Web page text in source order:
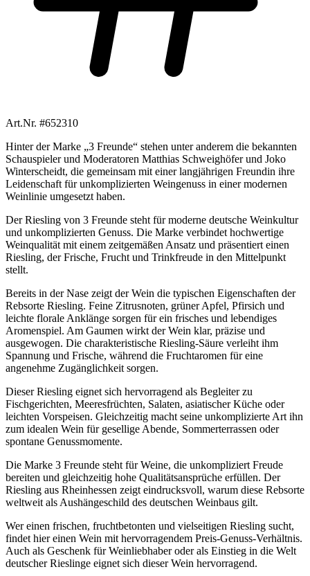
Art.Nr. #652310
Hinter der Marke „3 Freunde“ stehen unter anderem die bekannten
Schauspieler und Moderatoren Matthias Schweighöfer und Joko
Winterscheidt, die gemeinsam mit einer langjährigen Freundin ihre
Leidenschaft für unkomplizierten Weingenuss in einer modernen
Weinlinie umgesetzt haben.
Der Riesling von 3 Freunde steht für moderne deutsche Weinkultur
und unkomplizierten Genuss. Die Marke verbindet hochwertige
Weinqualität mit einem zeitgemäßen Ansatz und präsentiert einen
Riesling, der Frische, Frucht und Trinkfreude in den Mittelpunkt
stellt.
Bereits in der Nase zeigt der Wein die typischen Eigenschaften der
Rebsorte Riesling. Feine Zitrusnoten, grüner Apfel, Pfirsich und
leichte florale Anklänge sorgen für ein frisches und lebendiges
Aromenspiel. Am Gaumen wirkt der Wein klar, präzise und
ausgewogen. Die charakteristische Riesling-Säure verleiht ihm
Spannung und Frische, während die Fruchtaromen für eine
angenehme Zugänglichkeit sorgen.
Dieser Riesling eignet sich hervorragend als Begleiter zu
Fischgerichten, Meeresfrüchten, Salaten, asiatischer Küche oder
leichten Vorspeisen. Gleichzeitig macht seine unkomplizierte Art ihn
zum idealen Wein für gesellige Abende, Sommerterrassen oder
spontane Genussmomente.
Die Marke 3 Freunde steht für Weine, die unkompliziert Freude
bereiten und gleichzeitig hohe Qualitätsansprüche erfüllen. Der
Riesling aus Rheinhessen zeigt eindrucksvoll, warum diese Rebsorte
weltweit als Aushängeschild des deutschen Weinbaus gilt.
Wer einen frischen, fruchtbetonten und vielseitigen Riesling sucht,
findet hier einen Wein mit hervorragendem Preis-Genuss-Verhältnis.
Auch als Geschenk für Weinliebhaber oder als Einstieg in die Welt
deutscher Rieslinge eignet sich dieser Wein hervorragend.